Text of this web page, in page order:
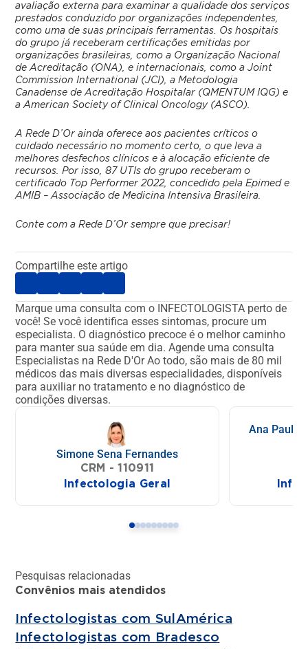
avaliação externa para examinar a qualidade dos serviços
prestados conduzido por organizações independentes,
como uma de suas principais ferramentas. Os hospitais
do grupo já receberam certificações emitidas por
organizações brasileiras, como a Organização Nacional
de Acreditação (ONA), e internacionais, como a Joint
Commission International (JCI), a Metodologia
Canadense de Acreditação Hospitalar (QMENTUM IQG) e
a American Society of Clinical Oncology (ASCO).
A Rede D’Or ainda oferece aos pacientes críticos o
cuidado necessário no momento certo, o que leva a
melhores desfechos clínicos e à alocação eficiente de
recursos. Por isso, 87 UTIs do grupo receberam o
certificado Top Performer 2022, concedido pela Epimed e
AMIB – Associação de Medicina Intensiva Brasileira.
Conte com a Rede D’Or sempre que precisar!
Compartilhe este artigo
Marque uma consulta com o INFECTOLOGISTA perto de
você!Se você identifica esses sintomas, procure um
especialista. O diagnóstico precoce é o melhor caminho
para manter sua saúde em dia.Agende uma consulta
Especialistas na Rede D'OrAo todo, são mais de 80 mil
médicos das mais diversas especialidades, disponíveis
para auxiliar no tratamento e no diagnóstico de
condições diversas.
Simone Sena Fernandes
CRM - 110911
Infectologia Geral
Ana Paula
Pesquisas relacionadas
Convênios mais atendidos
Infectologistas com SulAmérica
Infectologistas com Bradesco